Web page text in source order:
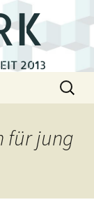
2013
Suchen
nach:
für jung